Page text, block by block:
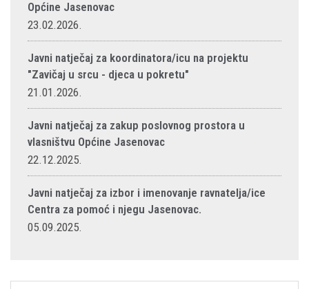
Općine Jasenovac
23.02.2026.
Javni natječaj za koordinatora/icu na projektu
"Zavičaj u srcu - djeca u pokretu"
21.01.2026.
Javni natječaj za zakup poslovnog prostora u
vlasništvu Općine Jasenovac
22.12.2025.
Javni natječaj za izbor i imenovanje ravnatelja/ice
Centra za pomoć i njegu Jasenovac.
05.09.2025.